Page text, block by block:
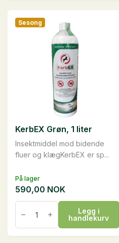
På lager
Sesong
Insektmiddel mod bidende
fluer og klægKerbEX er sp...
KerbEX Grøn, 1 liter
590,00 NOK
KerbEX
Grøn,
liter
antall
Legg i
handlekurv